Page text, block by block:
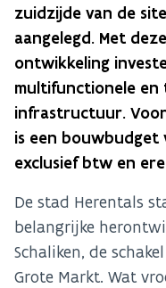
zuidzijde van de
aangelegd. Met
ontwikkeling
multifunctionele en
infrastructuur.
is een bouwbudget
exclusief btw en
De stad Herentals
belangrijke
Schaliken, de
Grote Markt. Wat